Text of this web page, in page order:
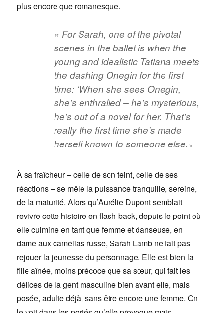
plus encore que romanesque.
« For Sarah, one of the pivotal
scenes in the ballet is when the
young and idealistic Tatiana meets
the dashing Onegin for the first
time: ‘When she sees Onegin,
she’s enthralled – he’s mysterious,
he’s out of a novel for her. That’s
really the first time she’s made
herself known to someone else. ’«
À sa fraîcheur – celle de son teint, celle de ses
réactions – se mêle la puissance tranquille, sereine,
de la maturité. Alors qu’Aurélie Dupont semblait
revivre cette histoire en flash-back, depuis le point où
elle culmine en tant que femme et danseuse, en
dame aux camélias russe, Sarah Lamb ne fait pas
rejouer la jeunesse du personnage. Elle est bien la
fille aînée, moins précoce que sa sœur, qui fait les
délices de la gent masculine bien avant elle, mais
posée, adulte déjà, sans être encore une femme. On